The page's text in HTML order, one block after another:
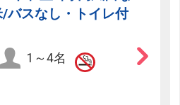
バスなし・トイレ付
1～4名